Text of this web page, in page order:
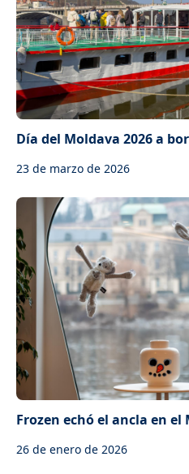
Día del Moldava 2026 a
23 de marzo de 2026
Frozen echó el ancla en el
26 de enero de 2026